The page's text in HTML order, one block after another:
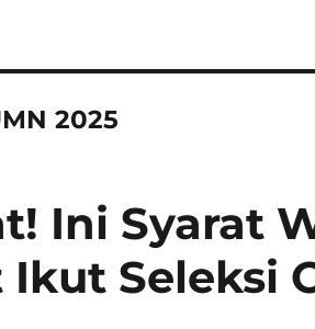
2025
Ini Syarat
Ikut Seleksi